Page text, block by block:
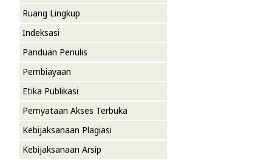
Ruang Lingkup
Indeksasi
Panduan Penulis
Pembiayaan
Etika Publikasi
Pernyataan Akses Terbuka
Kebijaksanaan Plagiasi
Kebijaksanaan Arsip